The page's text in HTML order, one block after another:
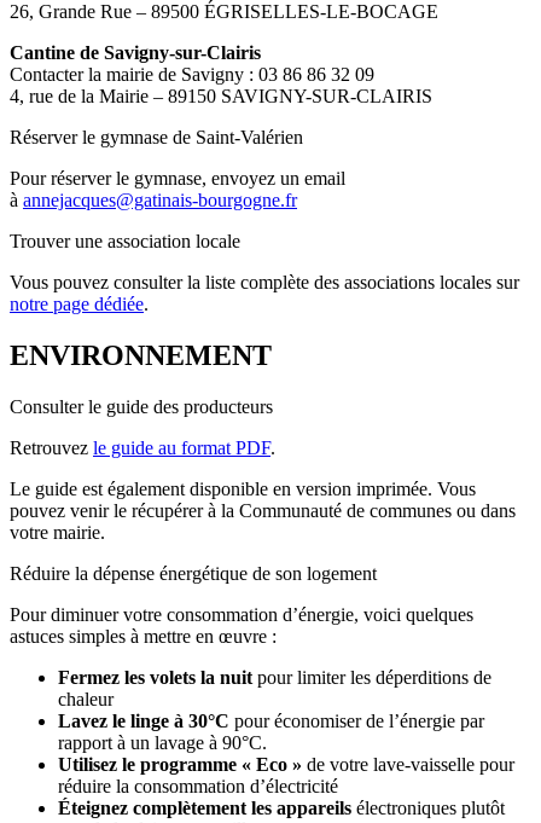
26, Grande Rue – 89500 ÉGRISELLES-LE-BOCAGE
Cantine de Savigny-sur-Clairis
Contacter la mairie de Savigny : 03 86 86 32 09
4, rue de la Mairie – 89150 SAVIGNY-SUR-CLAIRIS
Réserver le gymnase de Saint-Valérien
Pour réserver le gymnase, envoyez un email
à annejacques@gatinais-bourgogne.fr
Trouver une association locale
Vous pouvez consulter la liste complète des associations locales sur
notre page dédiée.
ENVIRONNEMENT
Consulter le guide des producteurs
Retrouvez le guide au format PDF.
Le guide est également disponible en version imprimée. Vous
pouvez venir le récupérer à la Communauté de communes ou dans
votre mairie.
Réduire la dépense énergétique de son logement
Pour diminuer votre consommation d’énergie, voici quelques
astuces simples à mettre en œuvre :
Fermez les volets la nuit pour limiter les déperditions de
chaleur
Lavez le linge à 30°C pour économiser de l’énergie par
rapport à un lavage à 90°C.
Utilisez le programme « Eco » de votre lave-vaisselle pour
réduire la consommation d’électricité
Éteignez complètement les appareils électroniques plutôt